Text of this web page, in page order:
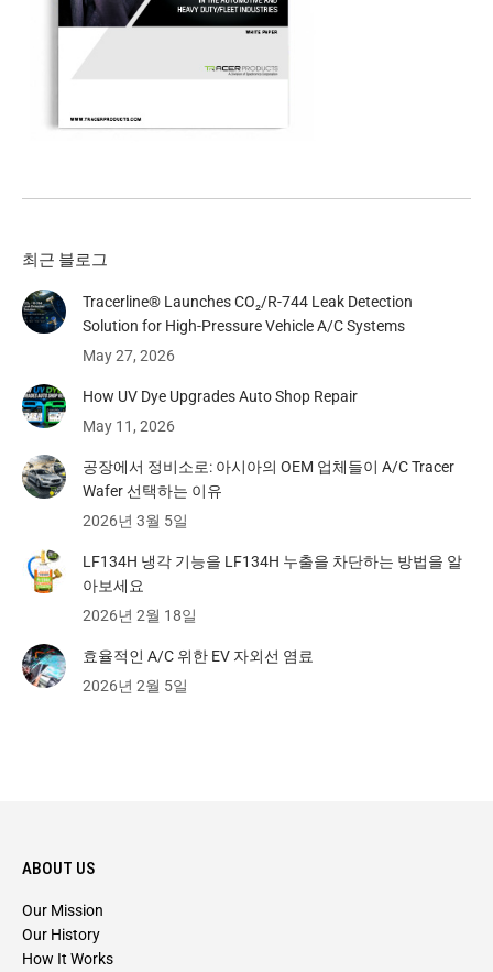
최근 블로그
Tracerline® Launches CO₂/R-744 Leak Detection
Solution for High-Pressure Vehicle A/C Systems​
May 27, 2026
How UV Dye Upgrades Auto Shop Repair
May 11, 2026
공장에서 정비소로: 아시아의 OEM 업체들이 A/C Tracer
Wafer 선택하는 이유
2026년 3월 5일
LF134H 냉각 기능을 LF134H 누출을 차단하는 방법을 알
아보세요
2026년 2월 18일
효율적인 A/C 위한 EV 자외선 염료
2026년 2월 5일
ABOUT US
Our Mission
Our History
How It Works